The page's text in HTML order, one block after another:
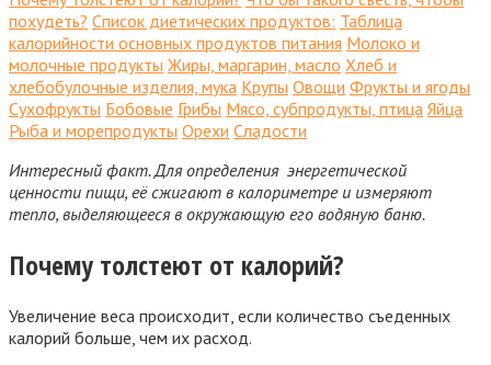
похудеть? Список диетических продуктов: Таблица
калорийности основных продуктов питания Молоко и
молочные продукты Жиры, маргарин, масло Хлеб и
хлебобулочные изделия, мука Крупы Овощи Фрукты и ягоды
Сухофрукты Бобовые Грибы Мясо, субпродукты, птица Яйца
Рыба и морепродукты Орехи Сладости
Интересный факт.Для определения энергетической
ценности пищи, её сжигают в калориметре и измеряют
тепло, выделяющееся в окружающую его водяную баню.
Почему толстеют от калорий?
Увеличение веса происходит, если количество съеденных
калорий больше, чем их расход.